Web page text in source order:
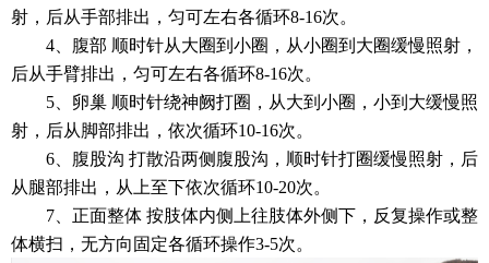
射，后从手部排出，匀可左右各循环8-16次。
4、腹部 顺时针从大圈到小圈，从小圈到大圈缓慢照射，
后从手臂排出，匀可左右各循环8-16次。
5、卵巢 顺时针绕神阙打圈，从大到小圈，小到大缓慢照
射，后从脚部排出，依次循环10-16次。
6、腹股沟 打散沿两侧腹股沟，顺时针打圈缓慢照射，后
从腿部排出，从上至下依次循环10-20次。
7、正面整体 按肢体内侧上往肢体外侧下，反复操作或整
体横扫，无方向固定各循环操作3-5次。